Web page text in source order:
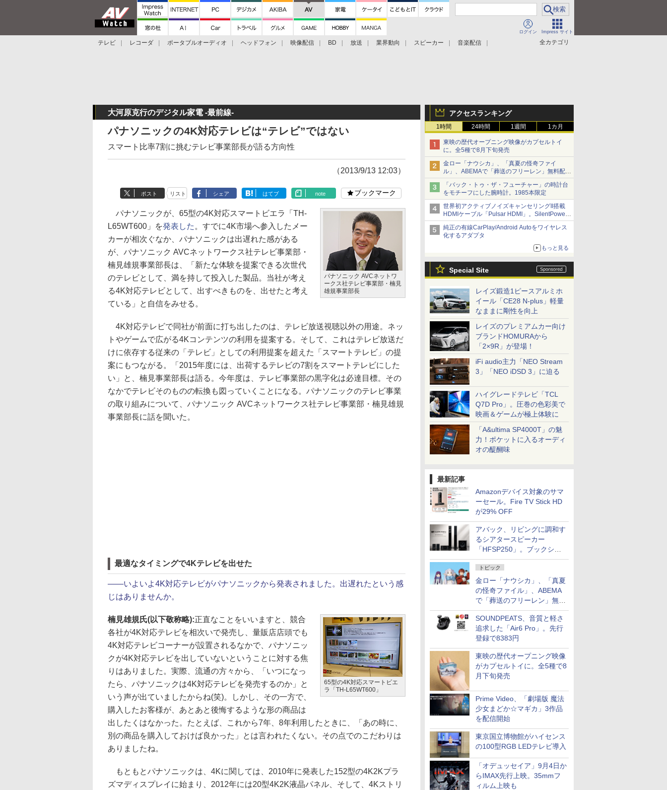
ログイン Impress サイト
全カテゴリ
テレビ レコーダ ポータブルオーディオ ヘッドフォン 映像配信 BD 放送 業界動向 スピーカー
音楽配信
アクセスランキング
1時間 24時間 1週間 1カ月
東映の歴代オープニング映像がカプセルトイ
に。全5種で8月下旬発売
金ロー「ナウシカ」、「真夏の怪奇ファイ
ル」、ABEMAで「葬送のフリーレン」無料配信
など。夏の特番・配信情報
「バック・トゥ・ザ・フューチャー」の時計台
をモチーフにした腕時計。1985本限定
世界初アクティブノイズキャンセリングII搭載
HDMIケーブル「Pulsar HDMI」。SilentPower
から
純正の有線CarPlay/Android Autoをワイヤレス
化するアダプタ
もっと見る
Special Site
レイズ鍛造1ピースアルミホ
イール「CE28 N-plus」軽量
なままに剛性を向上
レイズのプレミアムカー向け
ブランドHOMURAから
「2×9R」が登場！
iFi audio主力「NEO Stream
3」「NEO iDSD 3」に迫る
ハイグレードテレビ「TCL
Q7D Pro」。圧巻の色彩美で
映画＆ゲームが極上体験に
「A&ultima SP4000T」の魅
力！ポケットに入るオーディ
オの醍醐味
最新記事
Amazonデバイス対象のサマ
ーセール。Fire TV Stick HD
が29% OFF
アバック、リビングに調和す
るシアタースピーカー
「HFSP250」。ブックシェ
ルフはペア3万円以下
トピック
金ロー「ナウシカ」、「真夏
の怪奇ファイル」、ABEMA
で「葬送のフリーレン」無料
配信など。夏の特番・配信情
報
SOUNDPEATS、音質と軽さ
追求した「Air6 Pro」。先行
登録で8383円
東映の歴代オープニング映像
がカプセルトイに。全5種で8
月下旬発売
Prime Video、「劇場版 魔法
少女まどか☆マギカ」3作品
を配信開始
東京国立博物館がハイセンス
の100型RGB LEDテレビ導入
「オデュッセイア」9月4日か
らIMAX先行上映。35mmフ
ィルム上映も
大河原克行のデジタル家電 -最前線-
パナソニックの4K対応テレビは“テレビ”ではない
スマート比率7割に挑むテレビ事業部長が語る方向性
（2013/9/13 12:03）
ポスト リスト シェア はてブ note ブックマーク
パナソニック AVCネットワ
ークス社テレビ事業部・楠見
雄規事業部長
パナソニックが、65型の4K対応スマートビエラ「TH-
L65WT600」を発表した 。すでに4K市場へ参入したメー
カーが相次ぐなか、パナソニックは出遅れた感がある
が、パナソニック AVCネットワークス社テレビ事業部・
楠見雄規事業部長は、「新たな体験を提案できる次世代
のテレビとして、満を持して投入した製品。当社が考え
る4K対応テレビとして、出すべきものを、出せたと考え
ている」と自信をみせる。
4K対応テレビで同社が前面に打ち出したのは、テレビ放送視聴以外の用途。ネッ
トやゲームで広がる4Kコンテンツの利用を提案する。そして、これはテレビ放送だ
けに依存する従来の「テレビ」としての利用提案を超えた「スマートテレビ」の提
案にもつながる。「2015年度には、出荷するテレビの7割をスマートテレビにした
い」と、楠見事業部長は語る。今年度は、テレビ事業部の黒字化は必達目標。その
なかでテレビそのものの転換も図っていくことになる。パナソニックのテレビ事業
の取り組みについて、パナソニック AVCネットワークス社テレビ事業部・楠見雄規
事業部長に話を聞いた。
最適なタイミングで4Kテレビを出せた
――いよいよ4K対応テレビがパナソニックから発表されました。出遅れたという感
じはありませんか。
65型の4K対応スマートビエ
ラ「TH-L65WT600」
楠見雄規氏(以下敬称略):正直なことをいいますと、競合
各社が4K対応テレビを相次いで発売し、量販店店頭でも
4K対応テレビコーナーが設置されるなかで、パナソニッ
クが4K対応テレビを出していないということに対する焦
りはありました。実際、流通の方々から、「いつになっ
たら、パナソニックは4K対応テレビを発売するのか」と
いう声が出ていましたからね(笑)。しかし、その一方で、
購入したお客様が、あとあと後悔するような形の商品は
出したくはなかった。たとえば、これから7年、8年利用したときに、「あの時に、
別の商品を購入しておけば良かった」とは言われたくない。その点でのこだわりは
ありましたね。
もともとパナソニックは、4Kに関しては、2010年に発表した152型の4K2Kプラ
ズマディスプレイに始まり、2012年には20型4K2K液晶パネル、そして、4Kストリ